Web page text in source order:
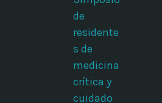
de
residente
s de
medicina
crítica y
cuidado